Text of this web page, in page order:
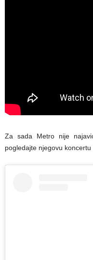
Za sada Metro nije
pogledajte njegovu